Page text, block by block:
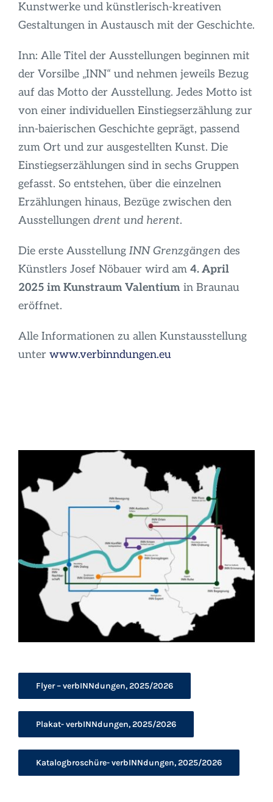
Kunstwerke und künstlerisch-kreativen
Gestaltungen in Austausch mit der Geschichte.
Inn: Alle Titel der Ausstellungen beginnen mit
der Vorsilbe „INN“ und nehmen jeweils Bezug
auf das Motto der Ausstellung. Jedes Motto ist
von einer individuellen Einstiegserzählung zur
inn-baierischen Geschichte geprägt, passend
zum Ort und zur ausgestellten Kunst. Die
Einstiegserzählungen sind in sechs Gruppen
gefasst. So entstehen, über die einzelnen
Erzählungen hinaus, Bezüge zwischen den
Ausstellungen drent und herent.
Die erste Ausstellung INN Grenzgängendes
Künstlers Josef Nöbauer wird am 4. April
2025 im Kunstraum Valentiumin Braunau
eröffnet.
Alle Informationen zu allen Kunstausstellung
unter www.verbinndungen.eu
Flyer – verbINNdungen, 2025/2026
Plakat- verbINNdungen, 2025/2026
Katalogbroschüre- verbINNdungen, 2025/2026